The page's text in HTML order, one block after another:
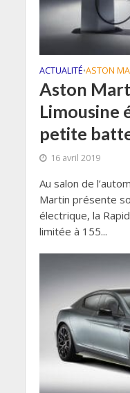
ACTUALITÉ•ASTON
Aston
Limousine
petite
16 avril 2019
Au salon de
Martin présente
électrique, la
limitée à 155...